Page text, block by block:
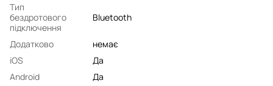
Тип
бездротового
підключення
Bluetooth
Додатково
немає
iOS
Да
Android
Да